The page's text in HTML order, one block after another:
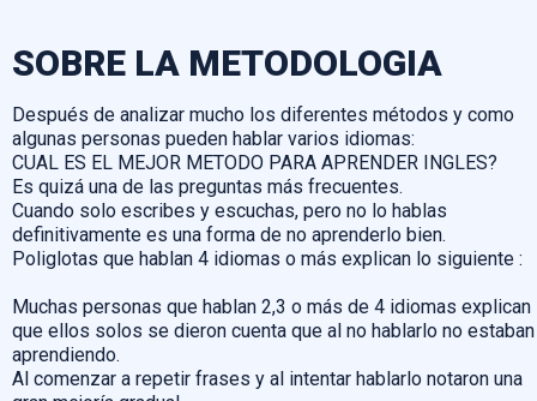
SOBRE LA METODOLOGIA
Después de analizar mucho los diferentes métodos y como
algunas personas pueden hablar varios idiomas:
CUAL ES EL MEJOR METODO PARA APRENDER INGLES?
Es quizá una de las preguntas más frecuentes.
Cuando solo escribes y escuchas, pero no lo hablas
definitivamente es una forma de no aprenderlo bien.
Poliglotas que hablan 4 idiomas o más explican lo siguiente :
Muchas personas que hablan 2,3 o más de 4 idiomas explican
que ellos solos se dieron cuenta que al no hablarlo no estaban
aprendiendo.
Al comenzar a repetir frases y al intentar hablarlo notaron una